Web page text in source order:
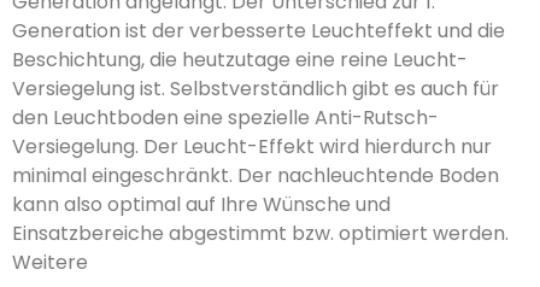
Generation ist der verbesserte Leuchteffekt und die
Beschichtung, die heutzutage eine reine Leucht-
Versiegelung ist. Selbstverständlich gibt es auch für
den Leuchtboden eine spezielle Anti-Rutsch-
Versiegelung. Der Leucht-Effekt wird hierdurch nur
minimal eingeschränkt. Der nachleuchtende Boden
kann also optimal auf Ihre Wünsche und
Einsatzbereiche abgestimmt bzw. optimiert werden.
Weitere